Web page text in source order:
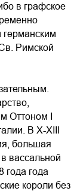
в графское
германским
Римской
Оттоном I
В X-XIII
большая
вассальной
года года
короли без